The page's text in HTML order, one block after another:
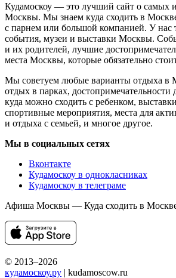
Кудамоскоу — это лучший сайт о самых
Москвы. Мы знаем куда сходить в
с парнем или большой компанией. У нас
события, музеи и выставки Москвы.
и их родителей, лучшие
места Москвы, которые обязательно
Мы советуем любые варианты отдыха в
отдых в парках, достопримечательности
куда можно сходить с ребенком,
спортивные мероприятия, места для
и отдыха с семьей, и многое другое.
Мы в социальных сетях
Вконтакте
Кудамоскоу в однокласниках
Кудамоскоу в телеграме
Афиша Москвы — Куда сходить в
© 2013–2026
кудамоскоу.ру | kudamoscow.ru